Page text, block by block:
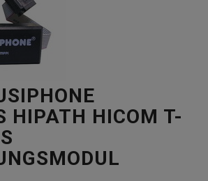
HIPATH HICOM T-